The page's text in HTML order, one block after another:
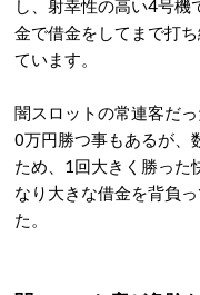
し、射幸性の高い4号機
金で借金をしてまで打
ています。
闇スロットの常連客だ
0万円勝つ事もあるが、
ため、1回大きく勝った
なり大きな借金を背負
た。